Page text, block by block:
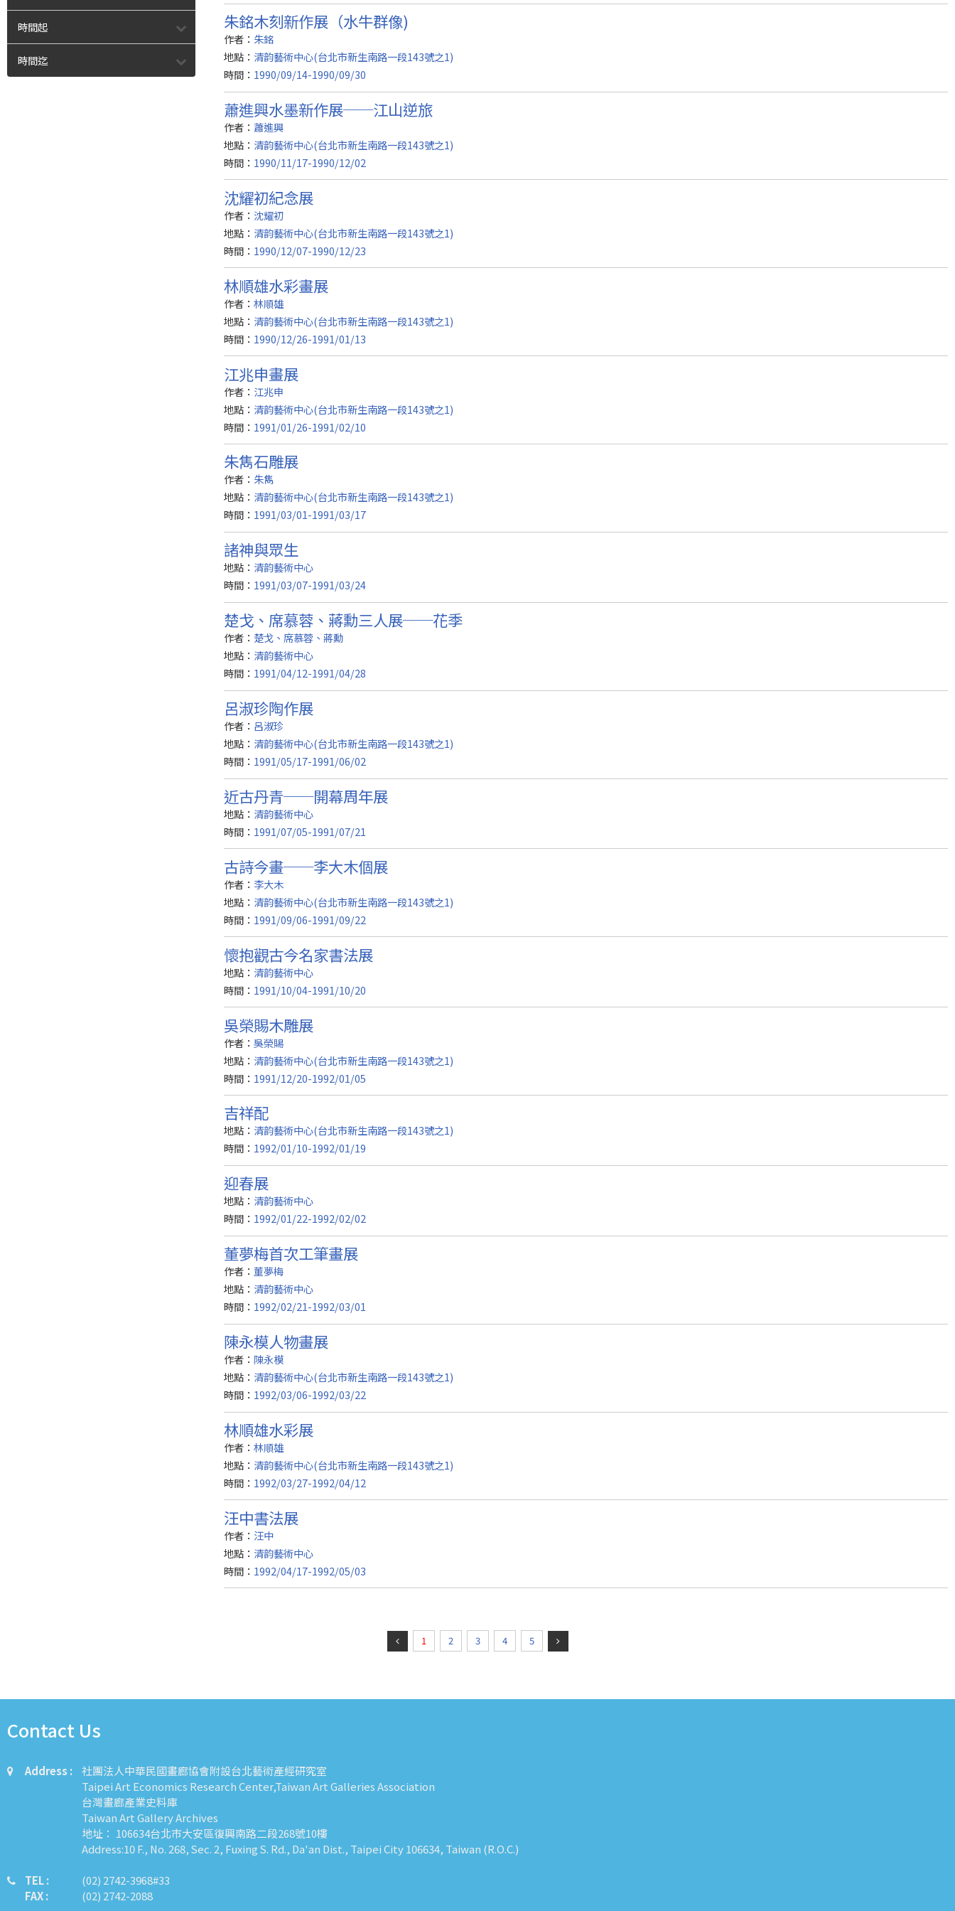
時間起
時間迄
朱銘木刻新作展（水牛群像)
作者： 朱銘
地點： 清韵藝術中心(台北市新生南路一段143號之1)
時間： 1990/09/14-1990/09/30
蕭進興水墨新作展──江山逆旅
作者： 蕭進興
地點： 清韵藝術中心(台北市新生南路一段143號之1)
時間： 1990/11/17-1990/12/02
沈耀初紀念展
作者： 沈耀初
地點： 清韵藝術中心(台北市新生南路一段143號之1)
時間： 1990/12/07-1990/12/23
林順雄水彩畫展
作者： 林順雄
地點： 清韵藝術中心(台北市新生南路一段143號之1)
時間： 1990/12/26-1991/01/13
江兆申畫展
作者： 江兆申
地點： 清韵藝術中心(台北市新生南路一段143號之1)
時間： 1991/01/26-1991/02/10
朱雋石雕展
作者： 朱雋
地點： 清韵藝術中心(台北市新生南路一段143號之1)
時間： 1991/03/01-1991/03/17
諸神與眾生
地點： 清韵藝術中心
時間： 1991/03/07-1991/03/24
楚戈、席慕蓉、蔣勳三人展──花季
作者： 楚戈、席慕蓉、蔣勳
地點： 清韵藝術中心
時間： 1991/04/12-1991/04/28
呂淑珍陶作展
作者： 呂淑珍
地點： 清韵藝術中心(台北市新生南路一段143號之1)
時間： 1991/05/17-1991/06/02
近古丹青──開幕周年展
地點： 清韵藝術中心
時間： 1991/07/05-1991/07/21
古詩今畫──李大木個展
作者： 李大木
地點： 清韵藝術中心(台北市新生南路一段143號之1)
時間： 1991/09/06-1991/09/22
懷抱觀古今名家書法展
地點： 清韵藝術中心
時間： 1991/10/04-1991/10/20
吳榮賜木雕展
作者： 吳榮賜
地點： 清韵藝術中心(台北市新生南路一段143號之1)
時間： 1991/12/20-1992/01/05
吉祥配
地點： 清韵藝術中心(台北市新生南路一段143號之1)
時間： 1992/01/10-1992/01/19
迎春展
地點： 清韵藝術中心
時間： 1992/01/22-1992/02/02
董夢梅首次工筆畫展
作者： 董夢梅
地點： 清韵藝術中心
時間： 1992/02/21-1992/03/01
陳永模人物畫展
作者： 陳永模
地點： 清韵藝術中心(台北市新生南路一段143號之1)
時間： 1992/03/06-1992/03/22
林順雄水彩展
作者： 林順雄
地點： 清韵藝術中心(台北市新生南路一段143號之1)
時間： 1992/03/27-1992/04/12
汪中書法展
作者： 汪中
地點： 清韵藝術中心
時間： 1992/04/17-1992/05/03
1 2 3 4 5
Contact Us
Address :
社團法人中華民國畫廊協會附設台北藝術產經研究室
Taipei Art Economics Research Center,Taiwan Art Galleries Association
台灣畫廊產業史料庫
Taiwan Art Gallery Archives
地址： 106634台北市大安區復興南路二段268號10樓
Address:10 F., No. 268, Sec. 2, Fuxing S. Rd., Da'an Dist., Taipei City 106634, Taiwan (R.O.C.)
TEL :
FAX :
​​​​(02) 2742-3968#33
(02) 2742-2088